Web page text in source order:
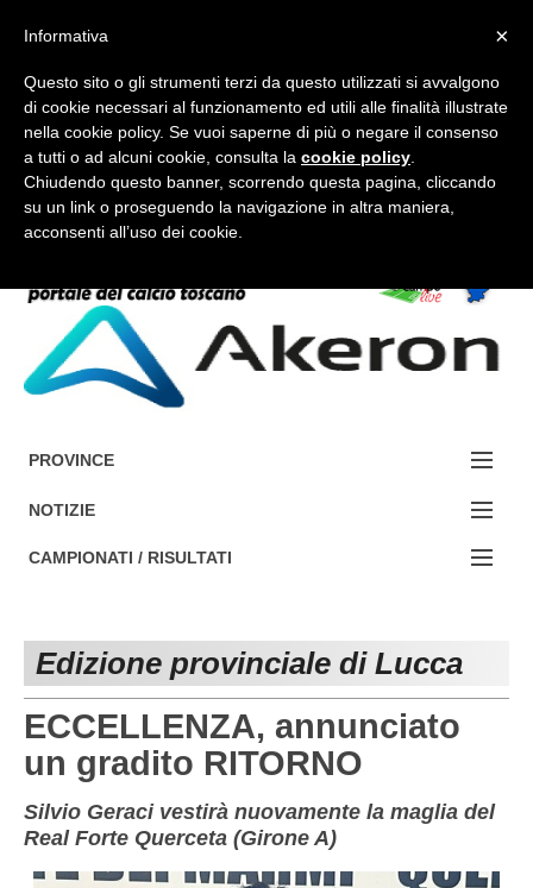
FORUM-ACCEDI
Accedi / Registrati
PROVINCE
EDIZIONE:
AREZZO
GROSSETO
LIVORNO
LUCCA
PISA
NOTIZIE
NOTIZIE:
Le iniziative di TOSCANA GOL
Beach soccer
Rappresentative regionali e provinciali
Calcio femminile
CAMPIONATI / RISULTATI
NAZIONALI
Edizione provinciale di Lucca
ECCELLENZA, annunciato
un gradito RITORNO
Silvio Geraci vestirà nuovamente la maglia del
Real Forte Querceta (Girone A)
×
Informativa
Questo sito o gli strumenti terzi da questo utilizzati si avvalgono
di cookie necessari al funzionamento ed utili alle finalità illustrate
nella cookie policy. Se vuoi saperne di più o negare il consenso
a tutti o ad alcuni cookie, consulta la cookie policy
Chiudendo questo banner, scorrendo questa pagina, cliccando
su un link o proseguendo la navigazione in altra maniera,
acconsenti all’uso dei cookie.